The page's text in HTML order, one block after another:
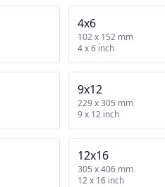
4x6
102 x 152 mm
4 x 6 inch
9x12
229 x 305 mm
9 x 12 inch
12x16
305 x 406 mm
12 x 16 inch